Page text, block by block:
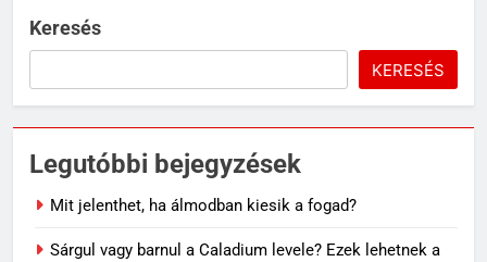
Keresés
KERESÉS
Legutóbbi bejegyzések
Mit jelenthet, ha álmodban kiesik a fogad?
Sárgul vagy barnul a Caladium levele? Ezek lehetnek a